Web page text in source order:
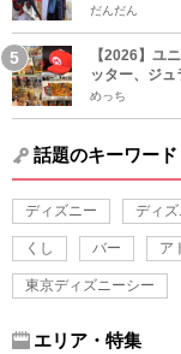
だんだん
【2026】ユ
ッター、ジ
めっち
話題のキーワード
ディズニー ディ
くし バー ア
東京ディズニーシー
エリア・特集